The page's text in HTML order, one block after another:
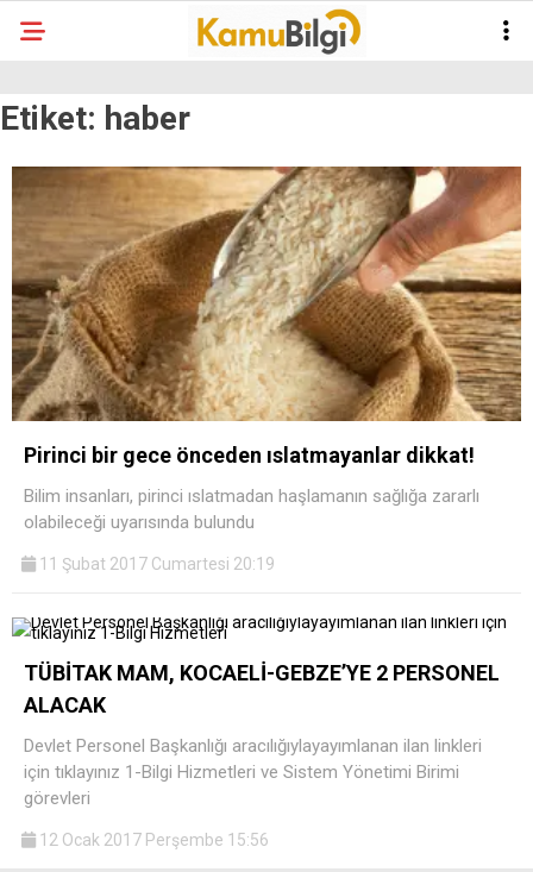
Etiket: haber
Pirinci bir gece önceden ıslatmayanlar dikkat!
Bilim insanları, pirinci ıslatmadan haşlamanın sağlığa zararlı
olabileceği uyarısında bulundu
11 Şubat 2017 Cumartesi 20:19
TÜBİTAK MAM, KOCAELİ-GEBZE’YE 2 PERSONEL
ALACAK
Devlet Personel Başkanlığı aracılığıylayayımlanan ilan linkleri
için tıklayınız 1-Bilgi Hizmetleri ve Sistem Yönetimi Birimi
görevleri
12 Ocak 2017 Perşembe 15:56